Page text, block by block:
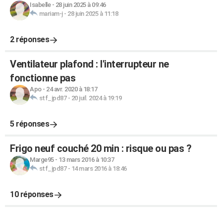
Isabelle- 28 juin 2025 à 09:46
mariam-j- 28 juin 2025 à 11:18
2 réponses
Ventilateur plafond : l'interrupteur ne
fonctionne pas
Apo- 24 avr. 2020 à 18:17
stf_jpd87- 20 juil. 2024 à 19:19
5 réponses
Frigo neuf couché 20 min : risque ou pas ?
Marge95- 13 mars 2016 à 10:37
stf_jpd87- 14 mars 2016 à 18:46
10 réponses